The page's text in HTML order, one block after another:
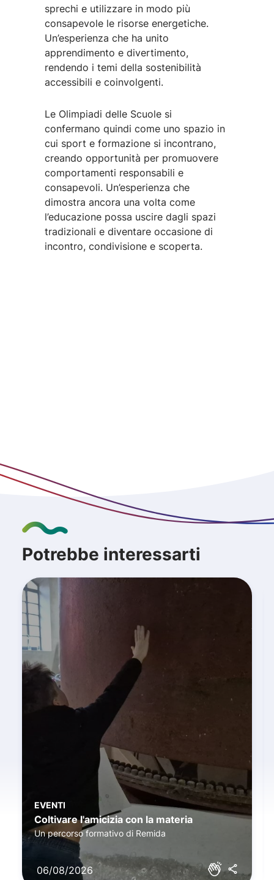
sprechi e utilizzare in modo più
consapevole le risorse energetiche.
Un’esperienza che ha unito
apprendimento e divertimento,
rendendo i temi della sostenibilità
accessibili e coinvolgenti.
Le Olimpiadi delle Scuole si
confermano quindi come uno spazio in
cui sport e formazione si incontrano,
creando opportunità per promuovere
comportamenti responsabili e
consapevoli. Un’esperienza che
dimostra ancora una volta come
l’educazione possa uscire dagli spazi
tradizionali e diventare occasione di
incontro, condivisione e scoperta.
Potrebbe interessarti
EVENTI
Coltivare l'amicizia con la materia
Un percorso formativo di Remida
06/08/2026